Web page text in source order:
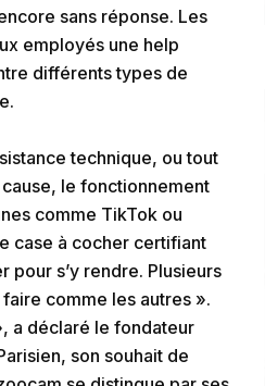
sans réponse. Les
employés une help
différents types de
technique, ou tout
le fonctionnement
comme TikTok ou
case à cocher certifiant
pour s’y rendre. Plusieurs
comme les autres ».
a déclaré le fondateur
son souhait de